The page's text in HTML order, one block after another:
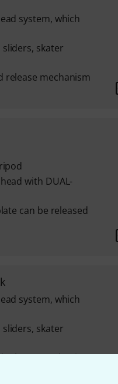
system, which
skater
mechanism
with DUAL-
can be released
system, which
skater
release mechanism